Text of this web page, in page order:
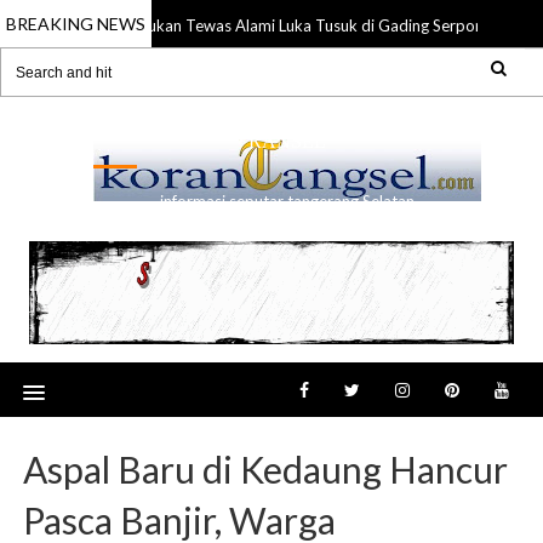
BREAKING NEWS
TNI Ditemukan Tewas Alami Luka Tusuk di Gading Serpong
RANSEL
informasi seputar tangerang Selatan
Aspal Baru di Kedaung Hancur
Pasca Banjir, Warga